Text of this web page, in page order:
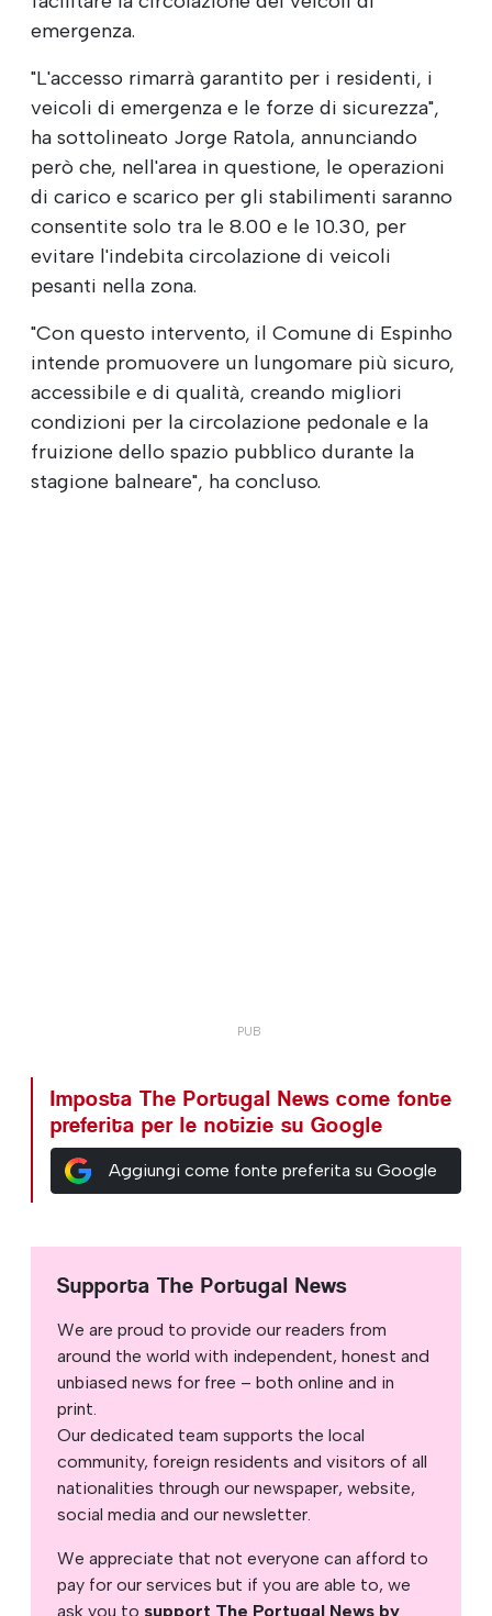
emergenza.
"L'accesso rimarrà garantito per i residenti, i
veicoli di emergenza e le forze di sicurezza",
ha sottolineato Jorge Ratola, annunciando
però che, nell'area in questione, le operazioni
di carico e scarico per gli stabilimenti saranno
consentite solo tra le 8.00 e le 10.30, per
evitare l'indebita circolazione di veicoli
pesanti nella zona.
"Con questo intervento, il Comune di Espinho
intende promuovere un lungomare più sicuro,
accessibile e di qualità, creando migliori
condizioni per la circolazione pedonale e la
fruizione dello spazio pubblico durante la
stagione balneare", ha concluso.
Imposta The Portugal News come fonte
preferita per le notizie su Google
Aggiungi come fonte preferita su Google
Supporta The Portugal News
We are proud to provide our readers from
around the world with independent, honest and
unbiased news for free – both online and in
print.
Our dedicated team supports the local
community, foreign residents and visitors of all
nationalities through our newspaper, website,
social media and our newsletter.
We appreciate that not everyone can afford to
pay for our services but if you are able to, we
ask you to support The Portugal News by